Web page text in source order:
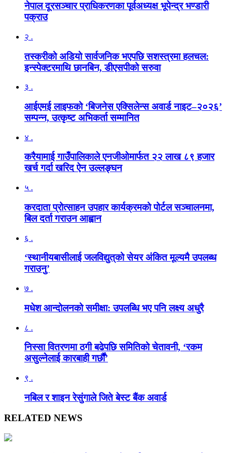
नेपाल दूरसञ्चार प्राधिकरणका पूर्वअध्यक्ष भूपेन्द्र भण्डारी
पक्राउ
२ .
तस्करीको अडियो सार्वजनिक भएपछि सशस्त्रमा हलचल:
इन्स्पेक्टरमाथि छानबिन, डीएसपीको सरुवा
३ .
आईएमई लाइफको ‘बिजनेस एक्सिलेन्स अवार्ड नाइट–२०२६’
सम्पन्न, उत्कृष्ट अभिकर्ता सम्मानित
४ .
करैयामाई गाउँपालिकाले एनजीओमार्फत २२ लाख ८९ हजार
खर्च गर्दा खरिद ऐन उल्लङ्घन
५ .
करदाता प्रोत्साहन उपहार कार्यक्रमको पोर्टल सञ्चालनमा,
बिल दर्ता गराउन आह्वान
६ .
‘स्थानीयबासीलाई जलविद्युत्‌को सेयर अंकित मूल्यमै उपलब्ध
गराउनु’
७ .
मधेश आन्दोलनको समीक्षा: उपलब्धि भए पनि लक्ष्य अधुरै
८ .
निस्सा वितरणमा ठगी बढेपछि समितिको चेतावनी, ‘रकम
असुल्नेलाई कारबाही गर्छाैं’
९ .
नबिल र शाइन रेसुंगाले जिते बेस्ट बैंक अवार्ड
RELATED NEWS